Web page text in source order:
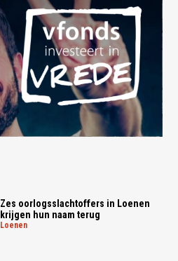
Zes oorlogsslachtoffers in Loenen
krijgen hun naam terug
loenen